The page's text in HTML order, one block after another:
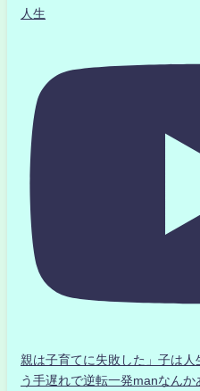
人生
親は子育てに失敗した」子は
う手遅れで逆転一発manなんか